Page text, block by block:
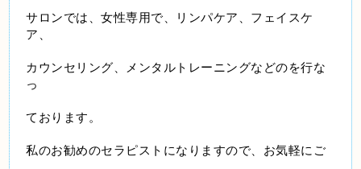
サロンでは、女性専用で、リンパケア、フェイスケ
ア、
カウンセリング、メンタルトレーニングなどのを行な
っ
ております。
私のお勧めのセラピストになりますので、お気軽にご